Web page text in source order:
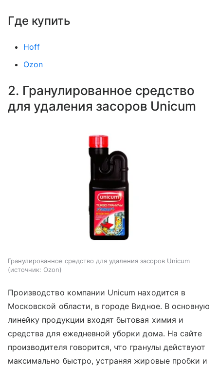
Где купить
Hoff
Ozon
2. Гранулированное средство
для удаления засоров Unicum
Гранулированное средство для удаления засоров Unicum
источник: Ozon
Производство компании Unicum находится в
Московской области, в городе Видное. В основную
линейку продукции входят бытовая химия и
средства для ежедневной уборки дома. На сайте
производителя говорится, что гранулы действуют
максимально быстро, устраняя жировые пробки и